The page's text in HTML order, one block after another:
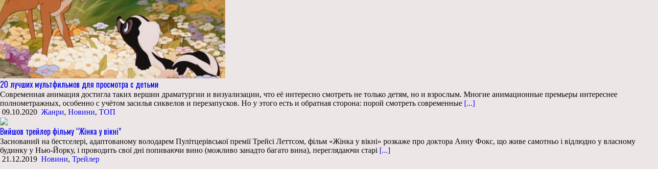
20 лучших мультфильмов для просмотра с детьми
Современная анимация достигла таких вершин драматургии и визуализации, что её интересно смотреть не только детям, но и взрослым. Многие анимационные премьеры интереснее
полнометражных, особенно с учётом засилья сиквелов и перезапусков. Но у этого есть и обратная сторона: порой смотреть современные [...]
09.10.2020 Жанри, Новини, ТОП
Вийшов трейлер фільму “Жінка у вікні”
Заснований на бестселері, адаптованому володарем Пулітцерівської премії Трейсі Леттсом, фільм «Жінка у вікні» розкаже про доктора Анну Фокс, що живе самотньо і відлюдно у власному
будинку у Нью-Йорку, і проводить свої дні попиваючи вино (можливо занадто багато вина), переглядаючи старі [...]
21.12.2019 Новини, Трейлер